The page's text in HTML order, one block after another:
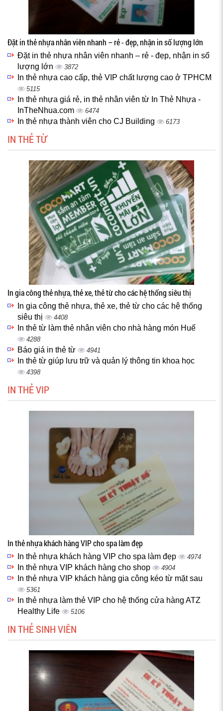
Đặt in thẻ nhựa nhân viên nhanh – rẻ - đẹp, nhận in số lượng lớn
Đặt in thẻ nhựa nhân viên nhanh – rẻ - đẹp, nhận in số
lượng lớn
3872
In thẻ nhựa cao cấp, thẻ VIP chất lượng cao ở TPHCM
5115
In thẻ nhựa giá rẻ, in thẻ nhân viên từ In Thẻ Nhựa -
InTheNhua.com
6474
In thẻ nhựa thành viên cho CJ Building 6173
IN THẺ TỪ
In gia công thẻ nhựa, thẻ xe, thẻ từ cho các hệ thống siêu thị
In gia công thẻ nhựa, thẻ xe, thẻ từ cho các hệ thống
siêu thị
4408
In thẻ từ làm thẻ nhân viên cho nhà hàng món Huế
4288
Báo giá in thẻ từ 4941
In thẻ từ giúp lưu trữ và quản lý thông tin khoa học
4398
IN THẺ VIP
In thẻ nhựa khách hàng VIP cho spa làm đẹp
In thẻ nhựa khách hàng VIP cho spa làm đẹp 4974
In thẻ nhựa VIP khách hàng cho shop 4904
In thẻ nhựa VIP khách hàng gia công kéo từ mặt sau
5361
In thẻ nhựa làm thẻ VIP cho hệ thống cửa hàng ATZ
Healthy Life
5106
IN THẺ SINH VIÊN